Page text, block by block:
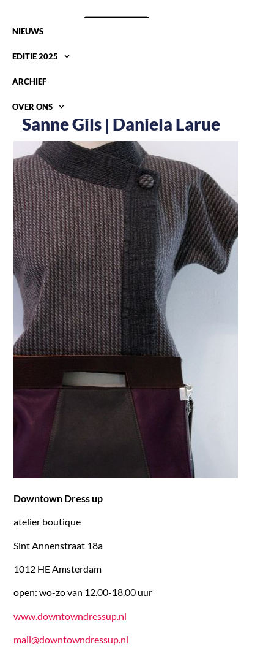
NIEUWS
EDITIE 2025
ARCHIEF
OVER ONS
Sanne Gils | Daniela Larue
Downtown Dress up
atelier boutique
Sint Annenstraat 18a
1012 HE Amsterdam
open: wo-zo van 12.00-18.00 uur
www.downtowndressup.nl
mail@downtowndressup.nl